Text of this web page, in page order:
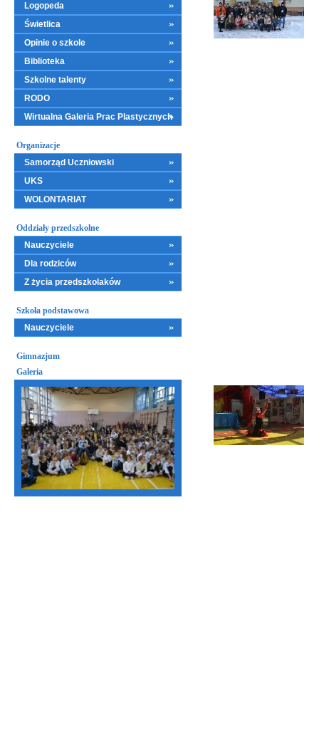
Logopeda
Świetlica
Opinie o szkole
Biblioteka
Szkolne talenty
RODO
Wirtualna Galeria Prac Plastycznych
Organizacje
Samorząd Uczniowski
UKS
WOLONTARIAT
Oddziały przedszkolne
Nauczyciele
Dla rodziców
Z życia przedszkolaków
Szkoła podstawowa
Nauczyciele
Gimnazjum
Galeria